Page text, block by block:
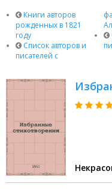
Книги авторов
рожденных в 1821
году
Список авторов и
писателей с